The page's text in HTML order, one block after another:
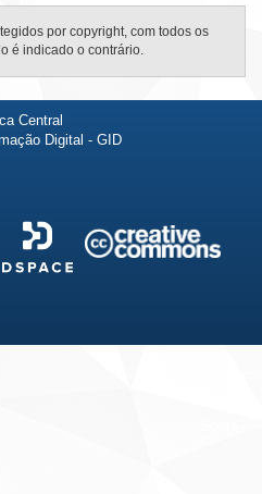
por copyright, com todos os
é indicado o contrário.
Central
Digital - GID